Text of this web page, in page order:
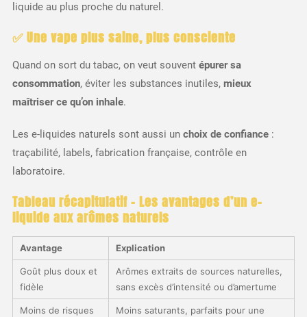
liquide au plus proche du naturel.
✅ Une vape plus saine, plus consciente
Quand on sort du tabac, on veut souvent épurer sa
consommation, éviter les substances inutiles, mieux
maîtriser ce qu’on inhale.
Les e-liquides naturels sont aussi un choix de confiance:
traçabilité, labels, fabrication française, contrôle en
laboratoire.
Tableau récapitulatif – Les avantages d’un e-
liquide aux arômes naturels
Avantage Explication
Goût plus doux et
fidèle
Arômes extraits de sources naturelles,
sans excès d’intensité ou d’amertume
Moins de risques
Moins saturants, parfaits pour une